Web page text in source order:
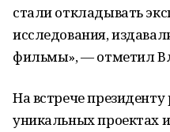
стали откладывать
исследования,
фильмы», — отметил
На встрече президенту
уникальных проектах